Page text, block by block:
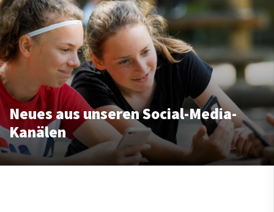
Neues aus unseren Social-Media-
Kanälen